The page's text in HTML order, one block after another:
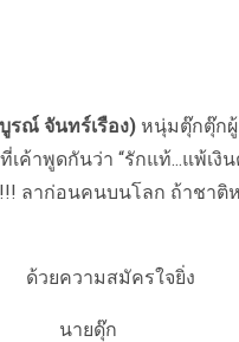
รณ์ จันทร์เรือง) หนุ่มตุ๊กตุ๊กผู้
ค้าพูดกันว่า “รักแท้...แพ้เงิ
ลาก่อนคนบนโลก ถ้าชาติ
รใจยิ่ง
ก